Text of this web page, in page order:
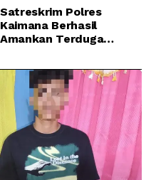
Satreskrim Polres
Kaimana Berhasil
Amankan Terduga
Tajam